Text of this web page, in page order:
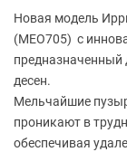
Новая модель
(MEO705) с
предназначенный
десен.
Мельчайшие
проникают в
обеспечивая